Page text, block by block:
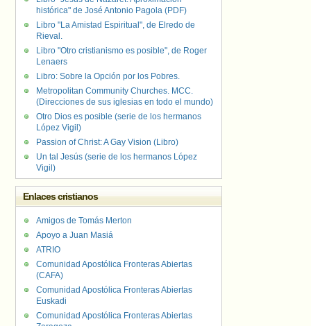
histórica" de José Antonio Pagola (PDF)
Libro "La Amistad Espiritual", de Elredo de
Rieval.
Libro "Otro cristianismo es posible", de Roger
Lenaers
Libro: Sobre la Opción por los Pobres.
Metropolitan Community Churches. MCC.
(Direcciones de sus iglesias en todo el mundo)
Otro Dios es posible (serie de los hermanos
López Vigil)
Passion of Christ: A Gay Vision (Libro)
Un tal Jesús (serie de los hermanos López
Vigil)
Enlaces cristianos
Amigos de Tomás Merton
Apoyo a Juan Masiá
ATRIO
Comunidad Apostólica Fronteras Abiertas
(CAFA)
Comunidad Apostólica Fronteras Abiertas
Euskadi
Comunidad Apostólica Fronteras Abiertas